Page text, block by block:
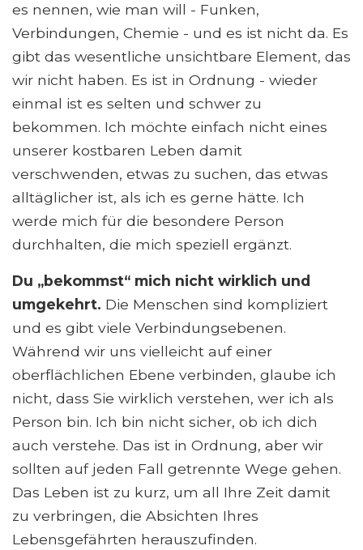
es nennen, wie man will - Funken,
Verbindungen, Chemie - und es ist nicht da. Es
gibt das wesentliche unsichtbare Element, das
wir nicht haben. Es ist in Ordnung - wieder
einmal ist es selten und schwer zu
bekommen. Ich möchte einfach nicht eines
unserer kostbaren Leben damit
verschwenden, etwas zu suchen, das etwas
alltäglicher ist, als ich es gerne hätte. Ich
werde mich für die besondere Person
durchhalten, die mich speziell ergänzt.
Du „bekommst“ mich nicht wirklich und
umgekehrt. Die Menschen sind kompliziert
und es gibt viele Verbindungsebenen.
Während wir uns vielleicht auf einer
oberflächlichen Ebene verbinden, glaube ich
nicht, dass Sie wirklich verstehen, wer ich als
Person bin. Ich bin nicht sicher, ob ich dich
auch verstehe. Das ist in Ordnung, aber wir
sollten auf jeden Fall getrennte Wege gehen.
Das Leben ist zu kurz, um all Ihre Zeit damit
zu verbringen, die Absichten Ihres
Lebensgefährten herauszufinden.